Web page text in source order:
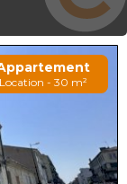
Location - 30 m²